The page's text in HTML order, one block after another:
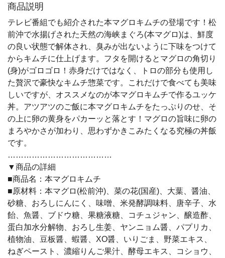
商品説明
テレビ番組でも紹介された本マグロキムチの登場です！松
前沖で水揚げされた天然の海峡まぐろ(本マグロ)は、鮮度
の良い状態で解体され、臭みが出ないように下味をつけて
からキムチに仕上げます。フタを開けるとマグロの角切り
(身)がゴロゴロ！赤身だけではなく、トロの部分も使用し
た贅沢で豪快なキムチ惣菜です。これだけで食べても美味
しいですが、オススメなのが本マグロキムチで作るユッケ
丼。アツアツのご飯に本マグロキムチをたっぷりのせ、そ
の上に卵の黄身をパカーッと落とす！マグロの旨味に卵の
まろやかさが加わり、思わずかきこみたくなる究極の丼飯
です。
…………………………………
▼商品の詳細
■商品名：本マグロキムチ
■原材料：本マグロ(松前沖)、菜の花(国産)、大葉、醤油、
砂糖、おろしにんにく、味噌、米発酵調味料、唐辛子、水
飴、魚醤、ブドウ糖、果糖液糖、コチュジャン、醸造酢、
蛋白加水分解物、おろし生姜、ヤンニョム醤、パプリカ、
植物油、豆板醤、蝦醤、XO醤、いりごま、野菜エキス、
ねぎペースト、濃縮りんご果汁、酵母エキス、コショウ、